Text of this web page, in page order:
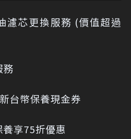
濾芯更換服務 (價值超過
務
台幣保養現金券
享75折優惠